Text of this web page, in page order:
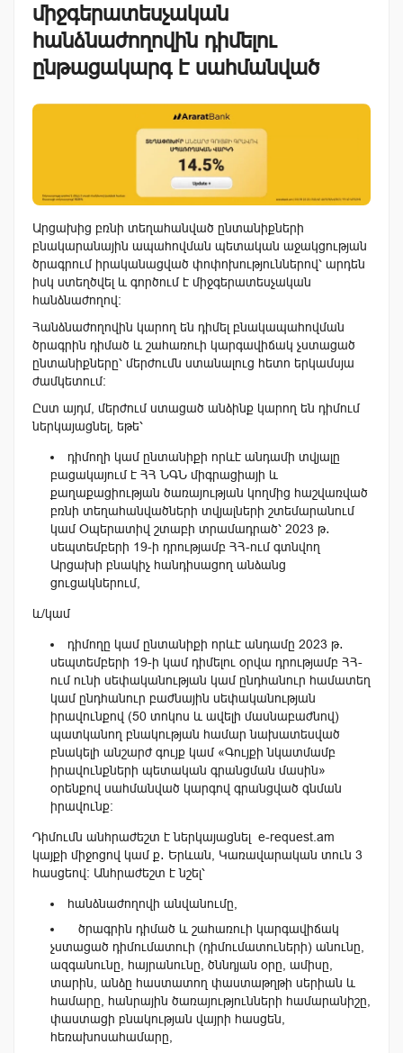
միջգերատեսչական
հանձնաժողովին դիմելու
ընթացակարգ է սահմանված
Արցախից բռնի տեղահանված ընտանիքների
բնակարանային ապահովման պետական աջակցության
ծրագրում իրականացված փոփոխություններով՝ արդեն
իսկ ստեղծվել և գործում է միջգերատեսչական
հանձնաժողով։
Հանձնաժողովին կարող են դիմել բնակապահովման
ծրագրին դիմած և շահառուի կարգավիճակ չստացած
ընտանիքները՝ մերժումն ստանալուց հետո երկամսյա
ժամկետում։
Ըստ այդմ, մերժում ստացած անձինք կարող են դիմում
ներկայացնել, եթե՝
դիմողի կամ ընտանիքի որևէ անդամի տվյալը
բացակայում է ՀՀ ՆԳՆ միգրացիայի և
քաղաքացիության ծառայության կողմից հաշվառված
բռնի տեղահանվածների տվյալների շտեմարանում
կամ Օպերատիվ շտաբի տրամադրած՝ 2023 թ․
սեպտեմբերի 19-ի դրությամբ ՀՀ-ում գտնվող
Արցախի բնակիչ հանդիսացող անձանց
ցուցակներում,
և/կամ
դիմողը կամ ընտանիքի որևէ անդամը 2023 թ․
սեպտեմբերի 19-ի կամ դիմելու օրվա դրությամբ ՀՀ-
ում ունի սեփականության կամ ընդհանուր համատեղ
կամ ընդհանուր բաժնային սեփականության
իրավունքով (50 տոկոս և ավելի մասնաբաժնով)
պատկանող բնակության համար նախատեսված
բնակելի անշարժ գույք կամ «Գույքի նկատմամբ
իրավունքների պետական գրանցման մասին»
օրենքով սահմանված կարգով գրանցված գնման
իրավունք։
Դիմումն անհրաժեշտ է ներկայացնել e-request.am
կայքի միջոցով կամ ք․ Երևան, Կառավարական տուն 3
հասցեով։ Անհրաժեշտ է նշել՝
հանձնաժողովի անվանումը,
ծրագրին դիմած և շահառուի կարգավիճակ
չստացած դիմումատուի (դիմումատուների) անունը,
ազգանունը, հայրանունը, ծննդյան օրը, ամիսը,
տարին, անձը հաստատող փաստաթղթի սերիան և
համարը, հանրային ծառայությունների համարանիշը,
փաստացի բնակության վայրի հասցեն,
հեռախոսահամարը,